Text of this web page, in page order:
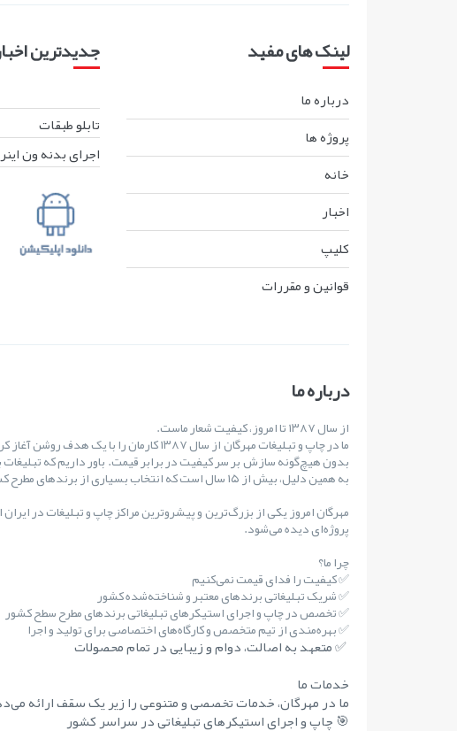
لینک های مفید
درباره ما
پروژه ها
خانه
اخبار
کليپ
قوانين و مقررات
جدیدترین
تابلو طبقات
اجرای بدنه ون
درباره ما
از سال ۱۳۸۷ تا امروز، کیفیت شعار ماست.
ما در چاپ و تبلیغات مهرگان از سال ۱۳۸۷ کارمان
بدون هیچ‌گونه سازش بر سر کیفیت در برابر قیمت. باور داریم که
به همین دلیل، بیش از ۱۵ سال است که انتخاب بسیاری از برندهای مطرح کشور بوده‌ایم.
مهرگان امروز یکی از بزرگ‌ترین و پیشروترین مراکز چاپ و تبلیغات در
پروژه‌ای دیده می‌شود.
چرا ما؟
✅ کیفیت را فدای قیمت نمی‌کنیم
✅ شریک تبلیغاتی برندهای معتبر و شناخته‌شده کشور
✅ تخصص در چاپ و اجرای استیکرهای تبلیغاتی برندهای مطرح سطح کشور
✅ بهره‌مندی از تیم متخصص و کارگاه‌های اختصاصی برای تولید و اجرا
✅ متعهد به اصالت، دوام و زیبایی در تمام محصولات
خدمات ما
ما در مهرگان، خدمات تخصصی و متنوعی را زیر یک سقف ارائه
🎯 چاپ و اجرای استیکرهای تبلیغاتی در سراسر کشور